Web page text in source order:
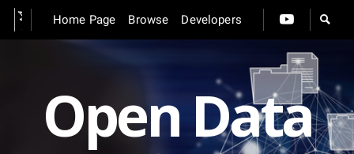
Home Page Browse Developers
Open Data